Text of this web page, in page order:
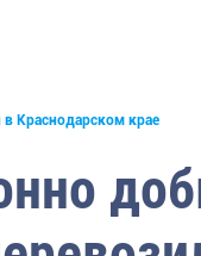
Краснодарском крае